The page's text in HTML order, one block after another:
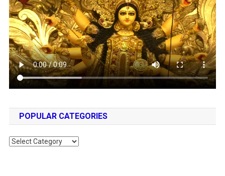
POPULAR CATEGORIES
Popular